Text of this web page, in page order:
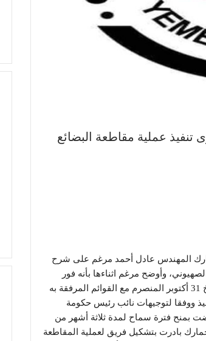
عملية مقاطعة البضائع
المهندس عادل أحمد مرغم على شرح
وأوضح مرغم اثناءها بأنه فور
تلقي مصلحة الجمارك لقرار المقاطعة الصادر من وزارة الصناعة والتجارة بتاريخ 31 أكتوبر المنصرم مع القوائم المرفقة به
ووفقا لتوجيهات نائب رئيس حكومة
بمنح فترة سماح لمدة ثلاثة أشهر من
بادرت بتشكيل فريق لعملية المقاطعة